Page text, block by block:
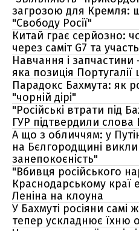
загрозою для Кремля:
"Свободу Росії"
Китай грає серйозно:
через саміт G7 та
Навчання і запчастини
яка позиція Португалії
Парадокс Бахмута: як
"чорній дірі"
"Російські втрати під
ГУР підтвердили слова
А що з обличчям: у
на Бєлгородщині
занепокоєність"
"Вбивця російського
Краснодарському
Леніна на клоуна
У Бахмуті росіяни самі
тепер ускладнює їхню